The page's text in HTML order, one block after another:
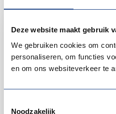
Deze website maakt gebruik
We gebruiken cookies om
personaliseren, om functies
en om ons websiteverkeer te
Noodzakelijk
IN